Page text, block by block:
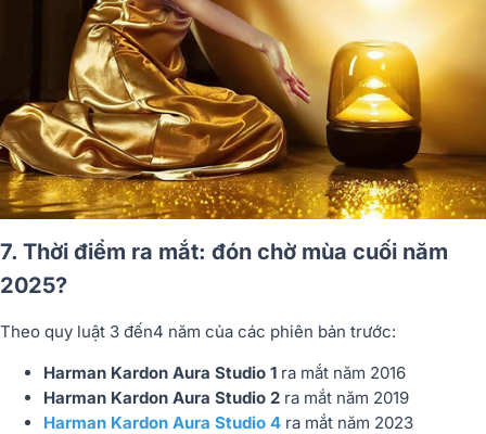
7. Thời điểm ra mắt: đón chờ mùa cuối năm
2025?
Theo quy luật 3 đến4 năm của các phiên bản trước:
Harman Kardon Aura Studio 1 ra mắt năm 2016
Harman Kardon Aura Studio 2 ra mắt năm 2019
Harman Kardon Aura Studio 4 ra mắt năm 2023